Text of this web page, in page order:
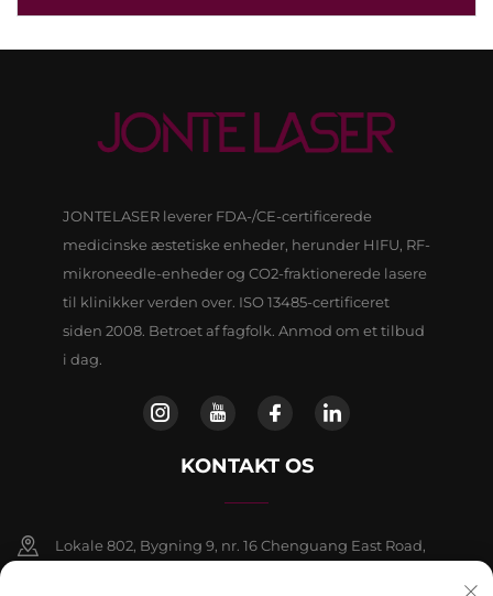
JONTELASER leverer FDA-/CE-certificerede
medicinske æstetiske enheder, herunder HIFU, RF-
mikroneedle-enheder og CO2-fraktionerede lasere
til klinikker verden over. ISO 13485-certificeret
siden 2008. Betroet af fagfolk. Anmod om et tilbud
i dag.
KONTAKT OS
Lokale 802, Bygning 9, nr. 16 Chenguang East Road,